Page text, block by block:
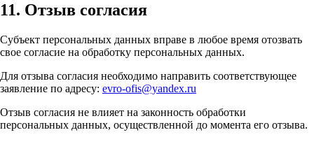
11. Отзыв согласия
Субъект персональных данных вправе в любое время отозвать
свое согласие на обработку персональных данных.
Для отзыва согласия необходимо направить соответствующее
заявление по адресу: evro-ofis@yandex.ru
Отзыв согласия не влияет на законность обработки
персональных данных, осуществленной до момента его отзыва.